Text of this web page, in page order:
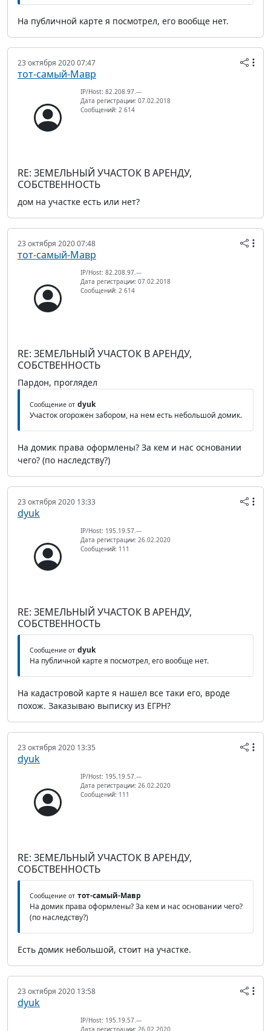
На публичной карте я посмотрел, его вообще нет.
23 октября 2020 07:47
тот-самый-Мавр
IP/Host: 82.208.97.---
Дата регистрации: 07.02.2018
Сообщений: 2 614
RE: ЗЕМЕЛЬНЫЙ УЧАСТОК В АРЕНДУ,
СОБСТВЕННОСТЬ
дом на участке есть или нет?
23 октября 2020 07:48
тот-самый-Мавр
IP/Host: 82.208.97.---
Дата регистрации: 07.02.2018
Сообщений: 2 614
RE: ЗЕМЕЛЬНЫЙ УЧАСТОК В АРЕНДУ,
СОБСТВЕННОСТЬ
Пардон, проглядел
Сообщение от dyuk
Участок огорожен забором, на нем есть небольшой домик.
На домик права оформлены? За кем и нас основании
чего? (по наследству?)
23 октября 2020 13:33
dyuk
IP/Host: 195.19.57.---
Дата регистрации: 26.02.2020
Сообщений: 111
RE: ЗЕМЕЛЬНЫЙ УЧАСТОК В АРЕНДУ,
СОБСТВЕННОСТЬ
Сообщение от dyuk
На публичной карте я посмотрел, его вообще нет.
На кадастровой карте я нашел все таки его, вроде
похож. Заказываю выписку из ЕГРН?
23 октября 2020 13:35
dyuk
IP/Host: 195.19.57.---
Дата регистрации: 26.02.2020
Сообщений: 111
RE: ЗЕМЕЛЬНЫЙ УЧАСТОК В АРЕНДУ,
СОБСТВЕННОСТЬ
Сообщение от тот-самый-Мавр
На домик права оформлены? За кем и нас основании чего?
(по наследству?)
Есть домик небольшой, стоит на участке.
23 октября 2020 13:58
dyuk
IP/Host: 195.19.57.---
Дата регистрации: 26.02.2020